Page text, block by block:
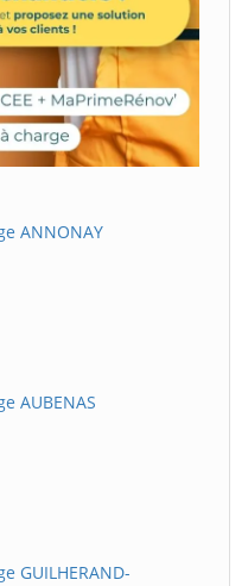
ANNONAY
AUBENAS
GUILHERAND-